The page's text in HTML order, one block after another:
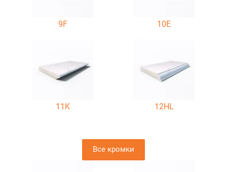
9F 10E
11K 12HL
Все кромки